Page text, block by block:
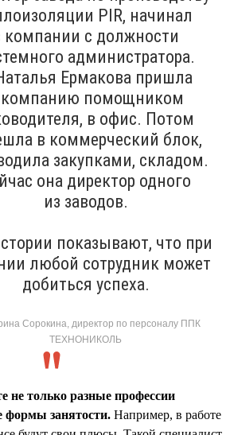
PIR, начинал
компании с должности
администратора.
Ермакова пришла
компанию помощником
в офис. Потом
в коммерческий блок,
закупками, складом.
она директор одного
из заводов.
показывают, что при
любой сотрудник может
добиться успеха.
Сорокина, директор по персоналу ППК
ТЕХНОНИКОЛЬ
не только разные профессии
формы занятости. Например, в работе